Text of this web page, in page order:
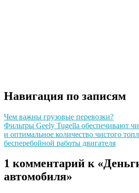
Навигация по записям
Чем важны грузовые перевозки?
Фильтры Geely Tugella обеспечивают
и оптимальное количество чистого
бесперебойной работы двигателя
1 комментарий к
автомобиля»